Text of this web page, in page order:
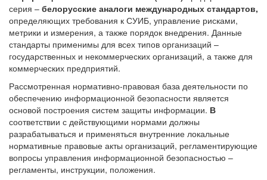
серия – белорусские аналоги международных стандартов,
определяющих требования к СУИБ, управление рисками,
метрики и измерения, а также порядок внедрения. Данные
стандарты применимы для всех типов организаций –
государственных и некоммерческих организаций, а также для
коммерческих предприятий.
Рассмотренная нормативно-правовая база деятельности по
обеспечению информационной безопасности является
основой построения систем защиты информации. В
соответствии с действующими нормами должны
разрабатываться и применяться внутренние локальные
нормативные правовые акты организаций, регламентирующие
вопросы управления информационной безопасностью –
регламенты, инструкции, положения.